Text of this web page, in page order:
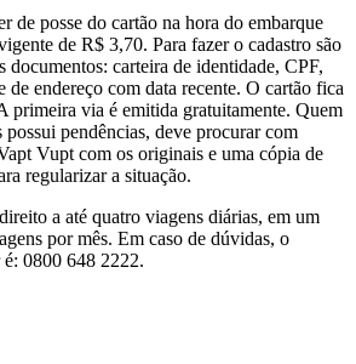
de posse do cartão na hora do embarque
de R$ 3,70. Para fazer o cadastro são
documentos: carteira de identidade, CPF,
endereço com data recente. O cartão fica
primeira via é emitida gratuitamente. Quem
possui pendências, deve procurar com
Vupt com os originais e uma cópia de
regularizar a situação.
a até quatro viagens diárias, em um
por mês. Em caso de dúvidas, o
0800 648 2222.